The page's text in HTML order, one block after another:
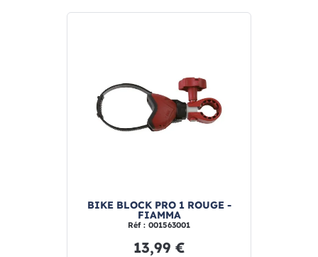
BIKE BLOCK PRO 1 ROUGE -
FIAMMA
Réf : 001563001
13,99 €